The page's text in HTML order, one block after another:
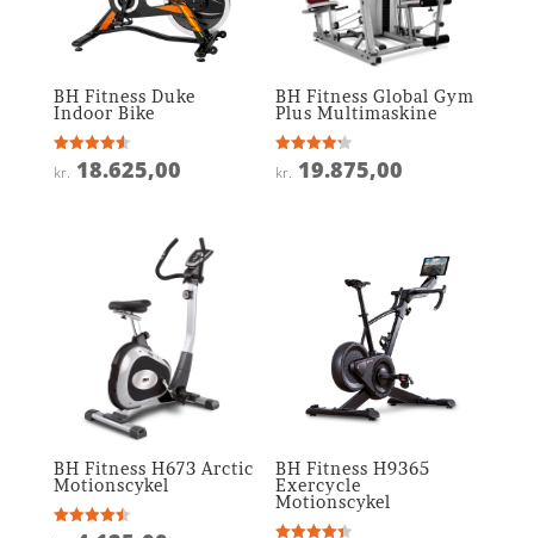
BH Fitness Duke
Indoor Bike
Vurderet
4.6
kr. 18.625,00
BH Fitness Global Gym
Plus Multimaskine
Vurderet
4.2
kr. 19.875,00
BH Fitness H673 Arctic
Motionscykel
BH Fitness H9365
Exercycle
Motionscykel